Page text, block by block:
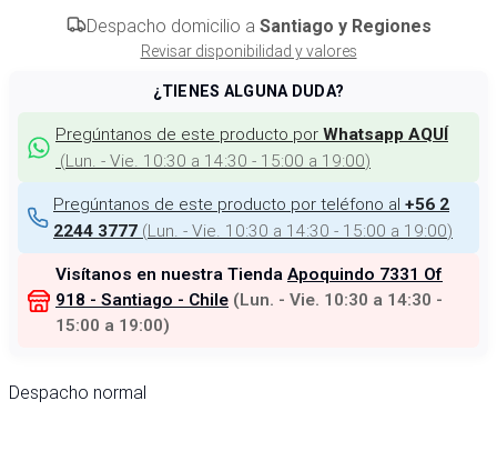
Despacho domicilio a Santiago y Regiones
Revisar disponibilidad y valores
¿TIENES ALGUNA DUDA?
Pregúntanos de este producto por Whatsapp AQUÍ
(Lun. - Vie. 10:30 a 14:30 - 15:00 a 19:00)
Pregúntanos de este producto por teléfono al +56 2
2244 3777 (Lun. - Vie. 10:30 a 14:30 - 15:00 a 19:00)
Visítanos en nuestra Tienda Apoquindo 7331 Of
918 - Santiago - Chile (Lun. - Vie. 10:30 a 14:30 -
15:00 a 19:00)
Despacho normal